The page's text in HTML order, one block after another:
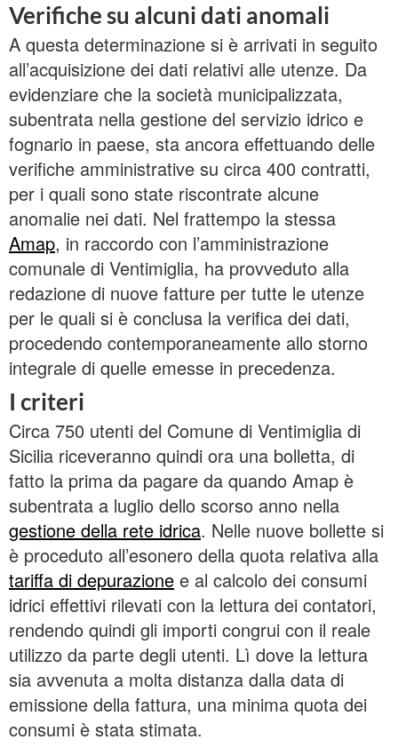
Verifiche su alcuni dati anomali
A questa determinazione si è arrivati in seguito
all’acquisizione dei dati relativi alle utenze. Da
evidenziare che la società municipalizzata,
subentrata nella gestione del servizio idrico e
fognario in paese, sta ancora effettuando delle
verifiche amministrative su circa 400 contratti,
per i quali sono state riscontrate alcune
anomalie nei dati. Nel frattempo la stessa
Amap, in raccordo con l’amministrazione
comunale di Ventimiglia, ha provveduto alla
redazione di nuove fatture per tutte le utenze
per le quali si è conclusa la verifica dei dati,
procedendo contemporaneamente allo storno
integrale di quelle emesse in precedenza.
I criteri
Circa 750 utenti del Comune di Ventimiglia di
Sicilia riceveranno quindi ora una bolletta, di
fatto la prima da pagare da quando Amap è
subentrata a luglio dello scorso anno nella
gestione della rete idrica. Nelle nuove bollette si
è proceduto all’esonero della quota relativa alla
tariffa di depurazione e al calcolo dei consumi
idrici effettivi rilevati con la lettura dei contatori,
rendendo quindi gli importi congrui con il reale
utilizzo da parte degli utenti. Lì dove la lettura
sia avvenuta a molta distanza dalla data di
emissione della fattura, una minima quota dei
consumi è stata stimata.